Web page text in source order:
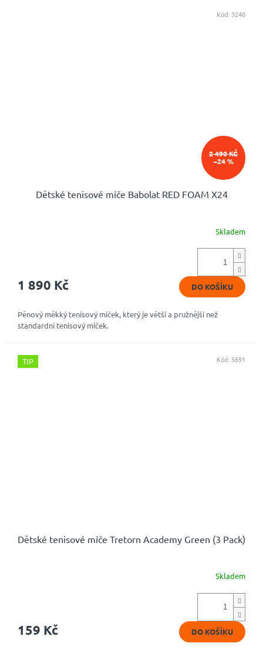
2 490 KČ
–24 %
Dětské tenisové míče Babolat RED FOAM X24
z
hvězdiček.
Skladem
1 890 Kč DO KOŠÍKU
Pěnový měkký tenisový míček, který je větší a pružnější než
standardní tenisový míček.
Kód: 3240
TIP
Dětské tenisové míče Tretorn Academy Green (3 Pack)
Skladem
159 Kč DO KOŠÍKU
Kód: 5691